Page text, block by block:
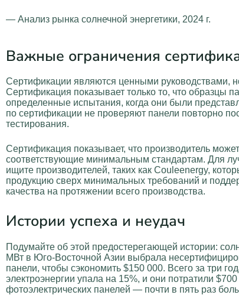
— Анализ рынка солнечной энергетики, 2024 г.
Важные ограничения
Сертификации являются ценными руководствами,
Сертификация показывает только то, что образцы
определенные испытания, когда они были
по сертификации не проверяют панели повторно
тестирования.
Сертификация показывает, что производитель
соответствующие минимальным стандартам. Для
ищите производителей, таких как Couleenergy,
продукцию сверх минимальных требований и
качества на протяжении всего производства.
Истории успеха и неудач
Подумайте об этой предостерегающей истории:
МВт в Юго-Восточной Азии выбрала
панели, чтобы сэкономить $150 000. Всего за три
электроэнергии упала на 15%, и они потратили
фотоэлектрических панелей — почти в пять раз